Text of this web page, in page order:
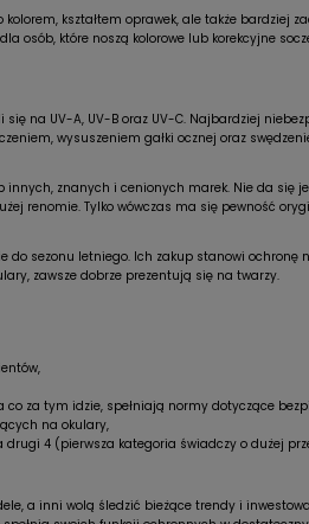
kształtem oprawek, ale także
osób, które noszą kolorowe lub korekcyjne
na UV-A, UV-B oraz UV-C. Najbardziej
wysuszeniem gałki ocznej oraz
znanych i cenionych marek. Nie da się
renomie. Tylko wówczas ma się pewność
sezonu letniego. Ich zakup stanowi ochronę
zawsze dobrze prezentują się na twarzy.
za tym idzie, spełniają normy dotyczące
na okulary,
4 (pierwsza kategoria świadczy o dużej
a inni wolą śledzić bieżące trendy i